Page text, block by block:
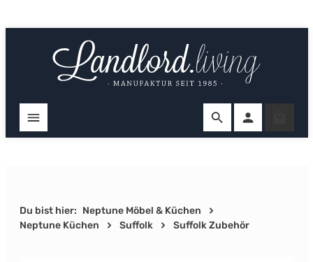
Du bist hier: Neptune Möbel & Küchen
Neptune Küchen
Suffolk Suffolk Zubehör